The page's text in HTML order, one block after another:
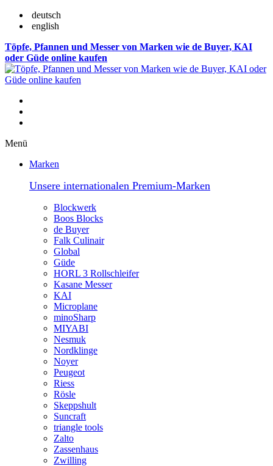
deutsch
english
Töpfe, Pfannen und Messer von Marken wie de Buyer, KAI
oder Güde online kaufen
Menü
Marken
Unsere internationalen Premium-Marken
Blockwerk
Boos Blocks
de Buyer
Falk Culinair
Global
Güde
HORL 3 Rollschleifer
Kasane Messer
KAI
Microplane
minoSharp
MIYABI
Nesmuk
Nordklinge
Noyer
Peugeot
Riess
Rösle
Skeppshult
Suncraft
triangle tools
Zalto
Zassenhaus
Zwilling